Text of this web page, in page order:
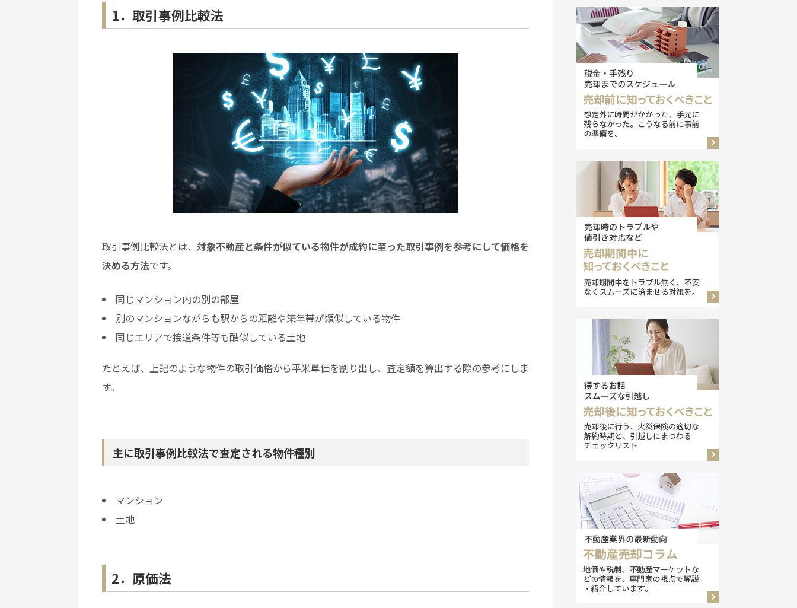
1．取引事例比較法
取引事例比較法とは、 対象不動産と条件が似ている物件が成約に至った取引事例を参考にして価格を
決める方法です。
同じマンション内の別の部屋
別のマンションながらも駅からの距離や築年帯が類似している物件
同じエリアで接道条件等も酷似している土地
たとえば、上記のような物件の取引価格から平米単価を割り出し、査定額を算出する際の参考にしま
す。
主に取引事例比較法で査定される物件種別
マンション
土地
2．原価法